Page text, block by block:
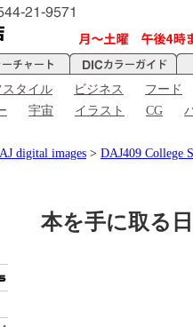
スタイル ビジネス
フード
宇宙 イラスト CG
digital images > DAJ409 College
本を手に取る